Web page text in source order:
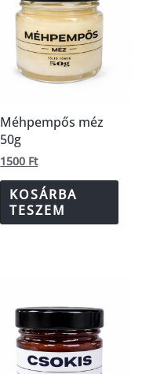
Méhpempős méz
50g
1500 Ft
KOSÁRBA
TESZEM